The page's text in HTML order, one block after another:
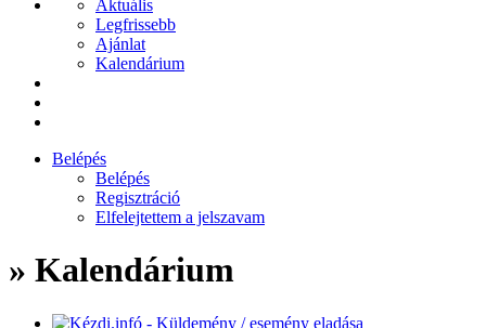
Aktuális
Legfrissebb
Ajánlat
Kalendárium
Belépés
Belépés
Regisztráció
Elfelejtettem a jelszavam
» Kalendárium